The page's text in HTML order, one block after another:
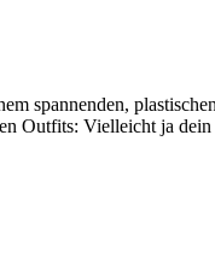
spannenden,
Outfits: Vielleicht ja